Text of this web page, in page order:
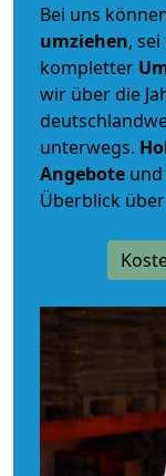
Bei uns
umziehen, sei
kompletter
wir über die
unterwegs.
Angebote
Überblick